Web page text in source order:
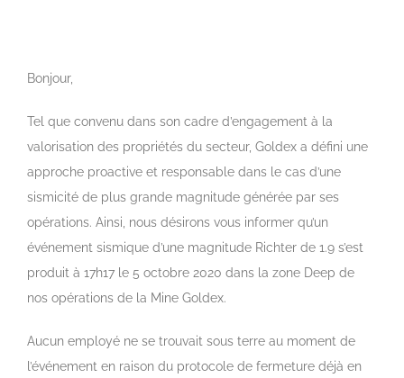
Larger
Bonjour,
Tel que convenu dans son cadre d’engagement à la
valorisation des propriétés du secteur, Goldex a défini une
approche proactive et responsable dans le cas d’une
sismicité de plus grande magnitude générée par ses
opérations. Ainsi, nous désirons vous informer qu’un
événement sismique d’une magnitude Richter de 1.9 s’est
produit à 17h17 le 5 octobre 2020 dans la zone Deep de
nos opérations de la Mine Goldex.
Aucun employé ne se trouvait sous terre au moment de
l’événement en raison du protocole de fermeture déjà en